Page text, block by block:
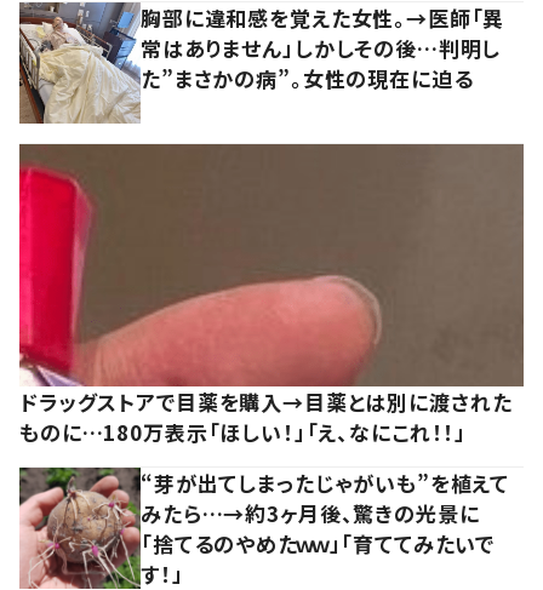
胸部に違和感を覚えた女性。→医師「異
常はありません」しかしその後…判明し
た”まさかの病”。女性の現在に迫る
ドラッグストアで目薬を購入→目薬とは別に渡された
ものに…180万表示「ほしい！」「え、なにこれ！！」
“芽が出てしまったじゃがいも”を植えて
みたら…→約3ヶ月後、驚きの光景に
「捨てるのやめたｗｗ」「育ててみたいで
す！」